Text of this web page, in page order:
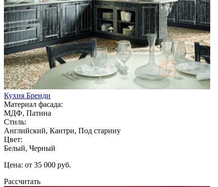
Кухня Бренди
Материал фасада:
МДФ, Патина
Стиль:
Английский, Кантри, Под старину
Цвет:
Белый, Черный
Цена: от 35 000 руб.
Рассчитать